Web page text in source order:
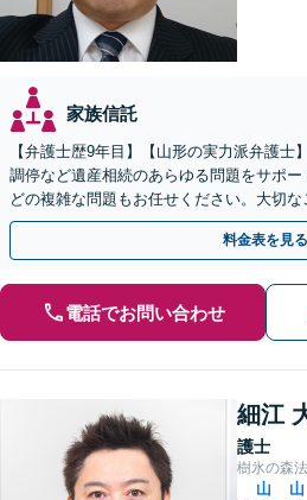
家族信託
【弁護士歴9年目】【山形の実力派弁護士
調停など遺産相続のあらゆる問題をサポ
どの複雑な問題もお任せください。大切
目指します】
料金表を見る
電話でお問い合わせ
細江
護士
樹氷の森
山
山